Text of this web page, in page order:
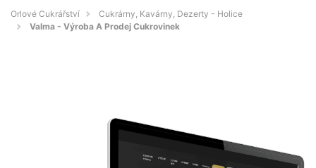
Orlové Cukrářství
Cukrárny, Kavárny, Dezerty - Holice
Valma - Výroba A Prodej Cukrovinek